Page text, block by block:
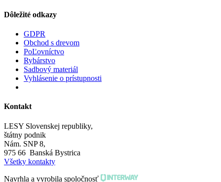
Dôležité odkazy
GDPR
Obchod s drevom
PoĽovníctvo
Rybárstvo
Sadbový materiál
Vyhlásenie o prístupnosti
Kontakt
LESY Slovenskej republiky,
štátny podnik
Nám. SNP 8,
975 66 Banská Bystrica
Všetky kontakty
Navrhla a vyrobila spoločnosť